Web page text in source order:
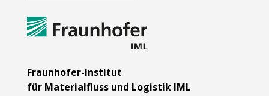
Fraunhofer-Institut
für Materialfluss und Logistik IML